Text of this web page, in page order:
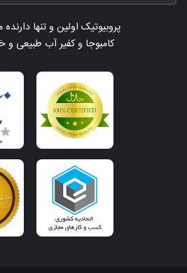
پروبیوتیک اولین و تنها
کامبوجا و کفیر آب طبیعی